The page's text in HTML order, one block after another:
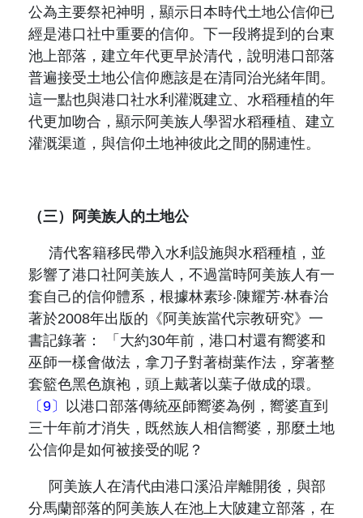
公為主要祭祀神明，顯示日本時代土地公信仰已
經是港口社中重要的信仰。下一段將提到的台東
池上部落，建立年代更早於清代，說明港口部落
普遍接受土地公信仰應該是在清同治光緒年間。
這一點也與港口社水利灌溉建立、水稻種植的年
代更加吻合，顯示阿美族人學習水稻種植、建立
灌溉渠道，與信仰土地神彼此之間的關連性。
（三）阿美族人的土地公
清代客籍移民帶入水利設施與水稻種植，並
影響了港口社阿美族人，不過當時阿美族人有一
套自己的信仰體系，根據林素珍‧陳耀芳‧林春治
著於2008年出版的《阿美族當代宗教研究》一
書記錄著： 「大約30年前，港口村還有嚮婆和
巫師一樣會做法，拿刀子對著樹葉作法，穿著整
套籃色黑色旗袍，頭上戴著以葉子做成的環。
〔9〕 以港口部落傳統巫師嚮婆為例，嚮婆直到
三十年前才消失，既然族人相信嚮婆，那麼土地
公信仰是如何被接受的呢？
阿美族人在清代由港口溪沿岸離開後，與部
分馬蘭部落的阿美族人在池上大陂建立部落，在